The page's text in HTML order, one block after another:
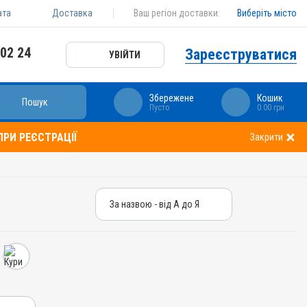
Доставка Ваш регіон доставки: Виберіть місто
24 УВІЙТИ Зареєструватися
Пошук Збережене
Пусто
Кошик
0.00 грн
РЕЄСТРАЦІЇ Закрити
За назвою - від А до Я